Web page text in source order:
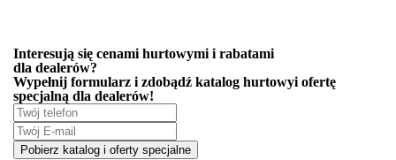
Interesują się cenami hurtowymi i rabatami
dla dealerów?
Wypełnij formularz i zdobądź katalog hurtowyi ofertę
specjalną dla dealerów!
Pobierz katalog i oferty specjalne